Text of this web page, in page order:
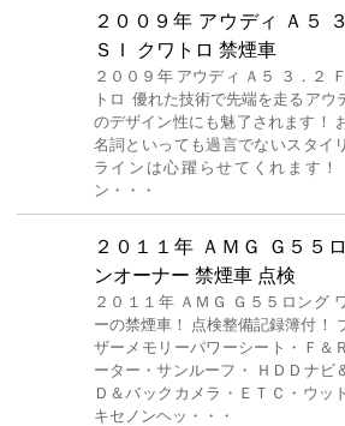
２００９年 アウディ Ａ５
ＳＩ クワトロ 禁煙車
２００９年 アウディ Ａ５ ３．２
トロ 優れた技術で先端を走るアウ
のデザイン性にも魅了されます！
名詞といっても過言でないスタイ
ラインは心躍らせてくれます！
ン・・・
２０１１年 ＡＭＧ Ｇ５５
ンオーナー 禁煙車 点検
２０１１年 ＡＭＧ Ｇ５５ロング
ーの禁煙車！ 点検整備記録簿付！
ザーメモリーパワーシート・Ｆ＆
ーター・サンルーフ・ ＨＤＤナビ
Ｄ＆バックカメラ・ＥＴＣ・ウッ
キセノンヘッ・・・